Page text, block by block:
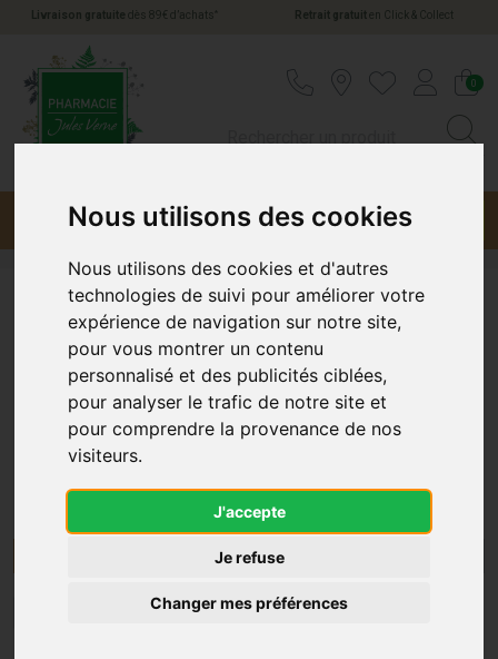
Nous utilisons des cookies
Nous utilisons des cookies et d'autres
technologies de suivi pour améliorer votre
expérience de navigation sur notre site,
pour vous montrer un contenu
personnalisé et des publicités ciblées,
pour analyser le trafic de notre site et
pour comprendre la provenance de nos
visiteurs.
J'accepte
Je refuse
Changer mes préférences
Livraison gratuite dès 89€ d’achats * Retrait gratuiten Click & Collect
0
Menu Promotions
Ecrinal